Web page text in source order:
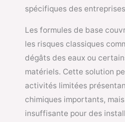
spécifiques des
Les formules de base
les risques classiques
dégâts des eaux ou
matériels. Cette solution
activités limitées
chimiques importants,
insuffisante pour des